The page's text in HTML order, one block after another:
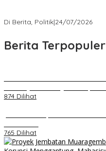
Di Berita, Politik|24/07/2026
Berita Terpopuler
874 Dilihat
765 Dilihat